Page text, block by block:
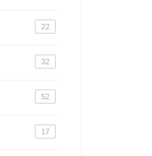
22
32
52
17